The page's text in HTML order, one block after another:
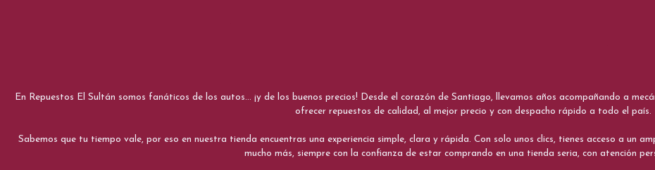
En Repuestos El Sultán somos fanáticos de los autos... ¡y de los buenos precios! Desde el corazón de Santiago, llevamos años acompañando a
ofrecer repuestos de calidad, al mejor precio y con despacho rápido a todo el país.
Sabemos que tu tiempo vale, por eso en nuestra tienda encuentras una experiencia simple, clara y rápida. Con solo unos clics, tienes acceso a un
mucho más, siempre con la confianza de estar comprando en una tienda seria, con atención